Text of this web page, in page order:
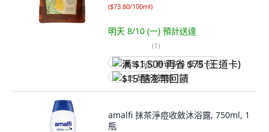
($73.80/100ml)
明天 8/10 (一) 預計送達
(1)
满 $1,500 再省 $75 (王道卡)
$15 酷澎幣回饋
amalfi 抹茶淨痘收斂沐浴露, 750ml, 1
瓶